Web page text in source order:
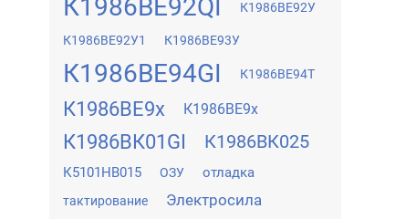
К1986ВЕ92QI К1986ВЕ92У
К1986ВЕ92У1 К1986ВЕ93У
К1986ВЕ94GI К1986ВЕ94Т
К1986ВЕ9x К1986ВЕ9х
К1986ВК01GI К1986ВК025
К5101НВ015 ОЗУ отладка
тактирование Электросила